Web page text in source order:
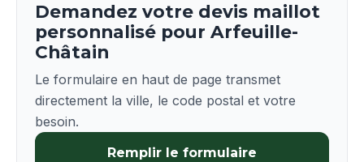
Demandez votre devis maillot
personnalisé pour Arfeuille-
Châtain
Le formulaire en haut de page transmet
directement la ville, le code postal et votre
besoin.
Remplir le formulaire